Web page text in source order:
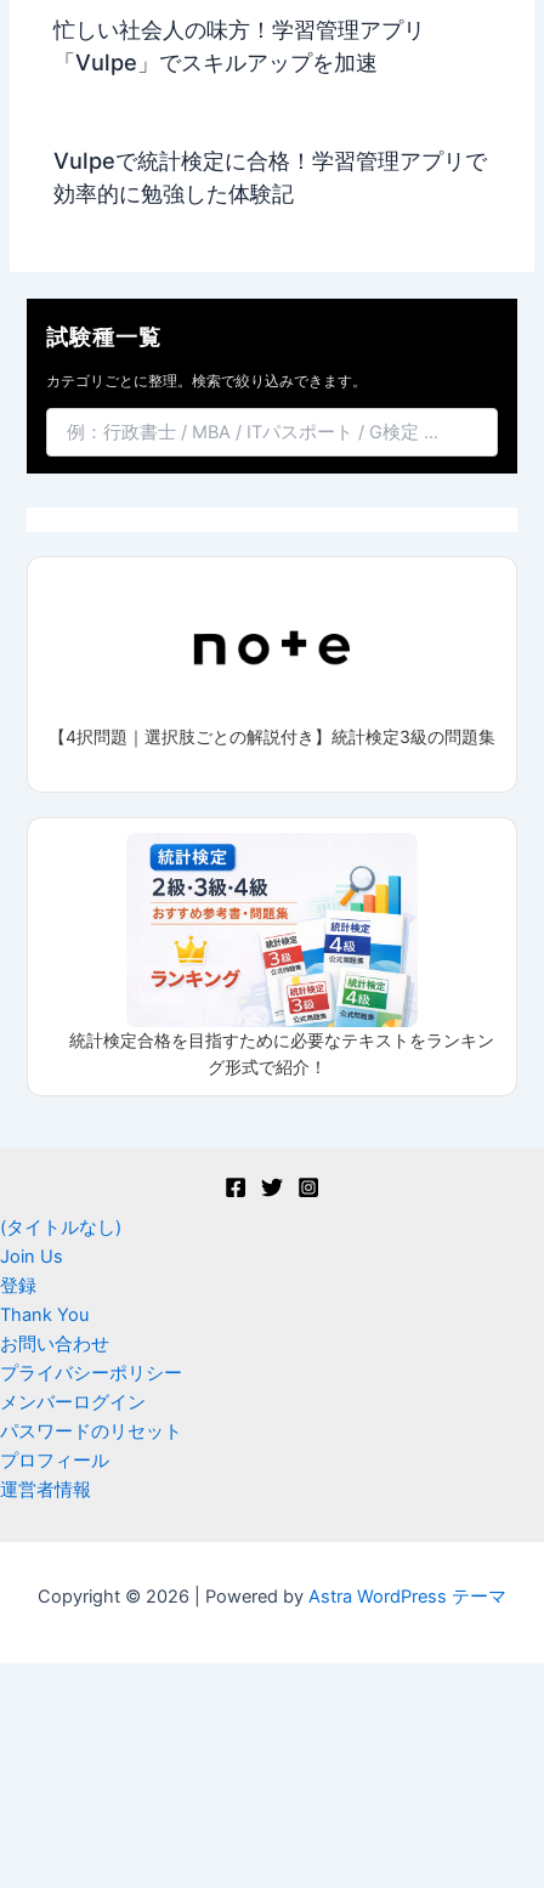
忙しい社会人の味方！学習管理アプリ
「Vulpe」でスキルアップを加速
Vulpeで統計検定に合格！学習管理アプリで
効率的に勉強した体験記
試験種一覧
カテゴリごとに整理。検索で絞り込みできます。
【4択問題｜選択肢ごとの解説付き】統計検定3級の問題集
統計検定合格を目指すために必要なテキストをランキン
グ形式で紹介！
(タイトルなし)
Join Us
登録
Thank You
お問い合わせ
プライバシーポリシー
メンバーログイン
パスワードのリセット
プロフィール
運営者情報
Copyright © 2026 | Powered by Astra WordPress テーマ